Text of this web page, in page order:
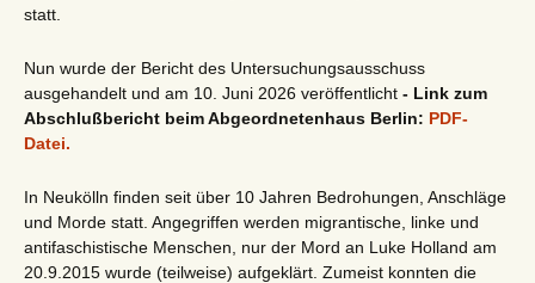
statt.
Nun wurde der Bericht des Untersuchungsausschuss
ausgehandelt und am 10. Juni 2026 veröffentlicht - Link zum
Abschlußbericht beim Abgeordnetenhaus Berlin: PDF-
Datei.
In Neukölln finden seit über 10 Jahren Bedrohungen, Anschläge
und Morde statt. Angegriffen werden migrantische, linke und
antifaschistische Menschen, nur der Mord an Luke Holland am
20.9.2015 wurde (teilweise) aufgeklärt. Zumeist konnten die